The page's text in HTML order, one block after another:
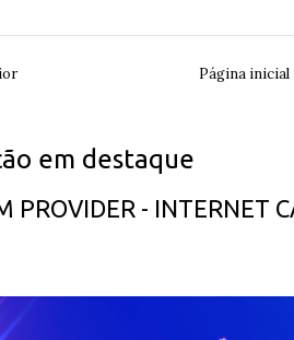
Página inicial
em destaque
PROVIDER - INTERNET